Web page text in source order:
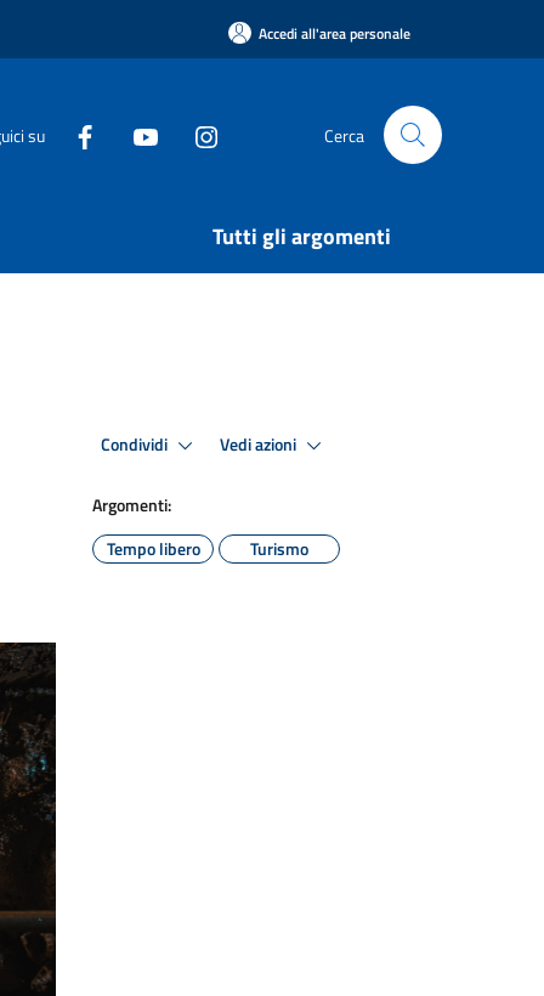
Accedi all'area personale
su Cerca
Tutti gli argomenti
Condividi Vedi azioni
Argomenti:
Tempo libero
Turismo